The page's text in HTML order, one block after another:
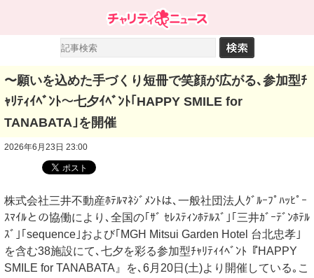
〜願いを込めた手づくり短冊で笑顔が広がる､参加型ﾁ
ｬﾘﾃｨｲﾍﾞﾝﾄ〜七夕ｲﾍﾞﾝﾄ｢HAPPY SMILE for
TANABATA｣を開催
2026年6月23日 23:00
株式会社三井不動産ﾎﾃﾙﾏﾈｼﾞﾒﾝﾄは､一般社団法人ｸﾞﾙｰﾌﾟﾊｯﾋﾟｰ
ｽﾏｲﾙとの協働により､全国の｢ｻﾞ ｾﾚｽﾃｨﾝﾎﾃﾙｽﾞ｣｢三井ｶﾞｰﾃﾞﾝﾎﾃﾙ
ｽﾞ｣｢sequence｣および｢MGH Mitsui Garden Hotel 台北忠孝｣
を含む38施設にて､七夕を彩る参加型ﾁｬﾘﾃｨｲﾍﾞﾝﾄ『HAPPY
SMILE for TANABATA』を､6月20日(土)より開催している｡こ